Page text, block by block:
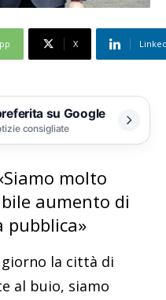
X
su Google
consigliate
molto
aumento di
pubblica»
la città di
al buio, siamo